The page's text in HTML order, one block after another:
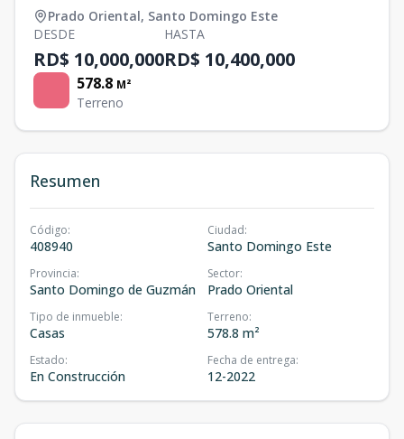
Prado Oriental, Santo Domingo Este
DESDE
RD$ 10,000,000
HASTA
RD$ 10,400,000
578.8 M²
Terreno
Resumen
Código:
408940
Ciudad:
Santo Domingo Este
Provincia:
Santo Domingo de Guzmán
Sector:
Prado Oriental
Tipo de inmueble:
Casas
Terreno:
578.8 m²
Estado:
En Construcción
Fecha de entrega:
12-2022